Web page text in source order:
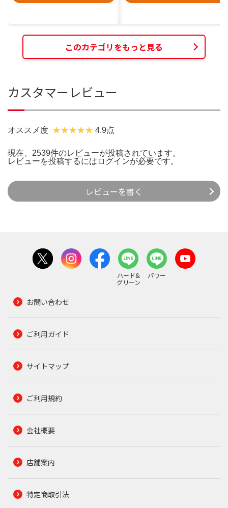
このカテゴリをもっと見る
カスタマーレビュー
オススメ度 4.9点
現在、2539件のレビューが投稿されています。
レビューを投稿するには ログインが必要です。
レビューを書く
ハード&
グリーン
パワー
お問い合わせ
ご利用ガイド
サイトマップ
ご利用規約
会社概要
店舗案内
特定商取引法